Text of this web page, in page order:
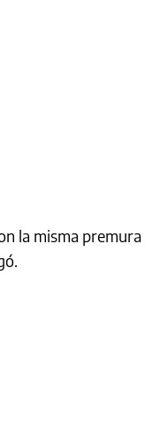
la misma premura